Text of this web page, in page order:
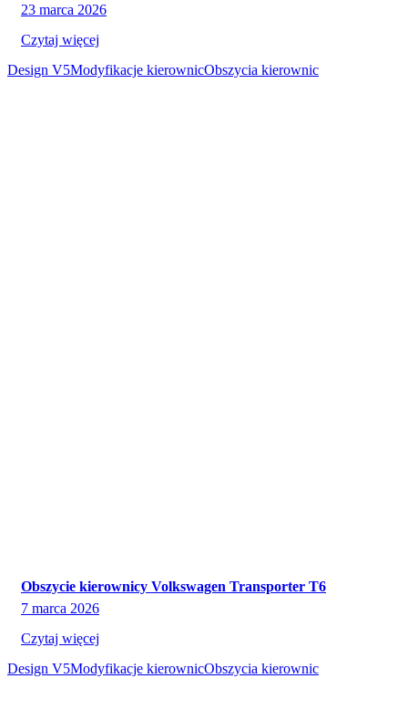
23 marca 2026
Czytaj więcej
Design V5Modyfikacje kierownicObszycia kierownic
Obszycie kierownicy Volkswagen Transporter T6
7 marca 2026
Czytaj więcej
Design V5Modyfikacje kierownicObszycia kierownic